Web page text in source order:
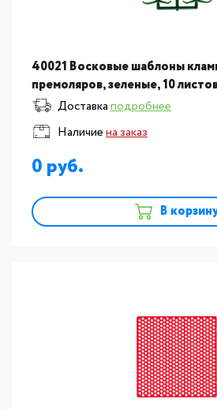
40021 Восковые шаблоны
премоляров, зеленые, 10
Доставкаподробнее
Наличиена заказ
0
В